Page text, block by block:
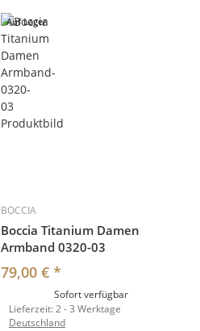
Auf Lager
BOCCIA
Boccia Titanium Damen
Armband 0320-03
79,00 € *
Sofort verfügbar
Lieferzeit:2 - 3 Werktage
Deutschland